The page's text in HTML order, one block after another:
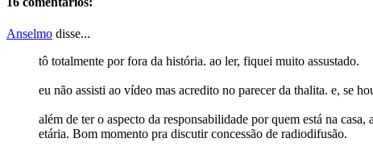
Anselmo disse...
tô totalmente por fora da história. ao ler, fiquei muito assustado.
eu não assisti ao vídeo mas acredito no parecer da thalita. e, se
além de ter o aspecto da responsabilidade por quem está na
etária. Bom momento pra discutir concessão de radiodifusão.